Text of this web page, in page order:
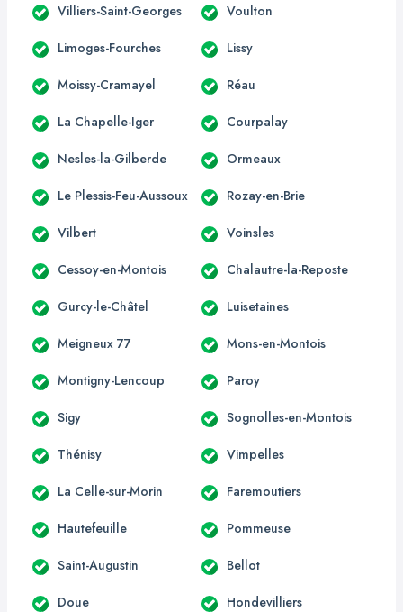
Villiers-Saint-Georges Voulton
Limoges-Fourches Lissy
Moissy-Cramayel Réau
La Chapelle-Iger Courpalay
Nesles-la-Gilberde Ormeaux
Le Plessis-Feu-Aussoux Rozay-en-Brie
Vilbert Voinsles
Cessoy-en-Montois Chalautre-la-Reposte
Gurcy-le-Châtel Luisetaines
Meigneux 77 Mons-en-Montois
Montigny-Lencoup Paroy
Sigy Sognolles-en-Montois
Thénisy Vimpelles
La Celle-sur-Morin Faremoutiers
Hautefeuille Pommeuse
Saint-Augustin Bellot
Doue Hondevilliers